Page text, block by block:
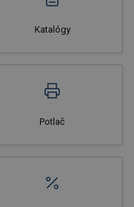
Katalógy
Potlač